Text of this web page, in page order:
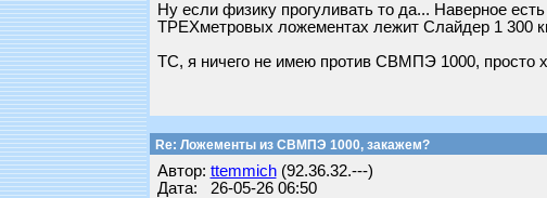
Ну если физику прогуливать то да... Наверное
ТРЕХметровых ложементах лежит Слайдер 1 300
ТС, я ничего не имею против СВМПЭ 1000, просто
Re: Ложементы из СВМПЭ 1000, закажем?
Автор: ttemmich(92.36.32.---)
Дата: 26-05-26 06:50